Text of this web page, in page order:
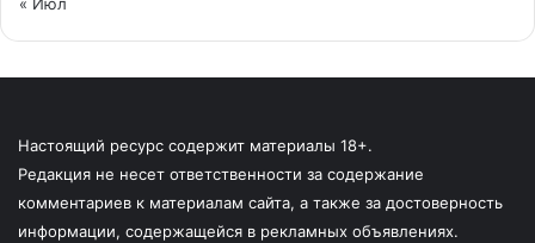
« Июл
Настоящий ресурс содержит материалы 18+.
Редакция не несет ответственности за содержание
комментариев к материалам сайта, а также за достоверность
информации, содержащейся в рекламных объявлениях.